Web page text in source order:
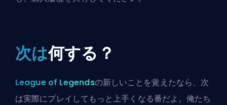
次は何する？
League of Legendsの新しいことを覚えたなら、次
は実際にプレイしてもっと上手くなる番だよ。俺たち